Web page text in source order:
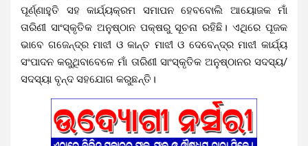
ପୂର୍ଣ୍ଣାହୁତି ସହ କାର୍ଯ୍ୟକ୍ରମ ସମାପନ ହେବବୋଲି ଆୟୋଜକ ମାଁ
ତାରିଣୀ ସାଂସ୍କୃତିକ ଅନୁଷ୍ଠାନ ପକ୍ଷରୁ ସୂଚନା ରହିଛି। ଏଥିରେ ପୂଜକ
ଭାବେ ଗଜେନ୍ଦ୍ର ମାଝୀ ଓ କାନ୍ତ ମାଝୀ ଓ ଦେବେନ୍ଦ୍ର ମାଝୀ କାର୍ଯ୍ୟ
ସଂପାଦନ କରୁଥିବାବେଳେ ମାଁ ତାରିଣୀ ସାଂସ୍କୃତିକ ଅନୁଷ୍ଠାନର ସଦସ୍ୟ/
ସଦସ୍ୟା ବୃନ୍ଦ ସହଯୋଗ କରୁଛନ୍ତି।